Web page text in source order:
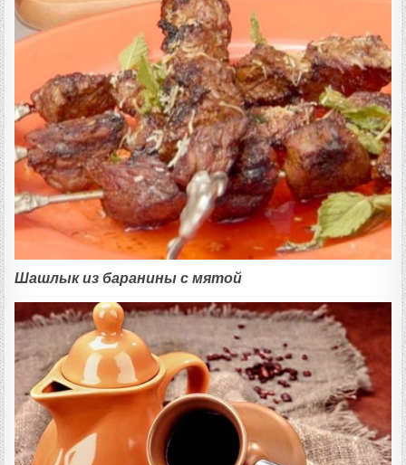
Шашлык из баранины с мятой